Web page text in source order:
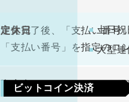
注文完了後、「支払い番号
「支払い番号」を指定のコ
ビットコイン決済
定休日
土日祝
大型連
資本金 1000万